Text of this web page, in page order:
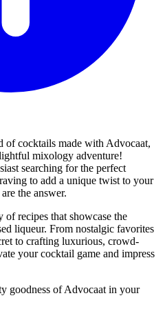
cocktails made with Advocaat,
mixology adventure!
searching for the perfect
to add a unique twist to your
the answer.
of recipes that showcase the
liqueur. From nostalgic favorites
to crafting luxurious, crowd-
your cocktail game and impress
goodness of Advocaat in your